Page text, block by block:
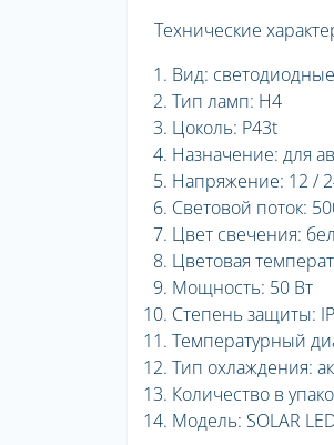
Технические
Вид: светодиодные
Тип ламп: H4
Цоколь: P43t
Назначение: для
Напряжение: 12 /
Световой поток:
Цвет свечения:
Цветовая
Мощность: 50 Вт
Степень защиты:
Температурный
Тип охлаждения:
Количество в
Модель: SOLAR